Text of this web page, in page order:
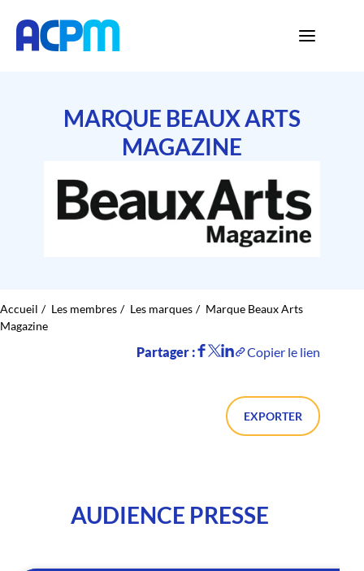
MARQUE BEAUX ARTS
MAGAZINE
Accueil Les membres Les marques
Marque Beaux Arts
Magazine
Partager : Copier le lien
EXPORTER
AUDIENCE PRESSE